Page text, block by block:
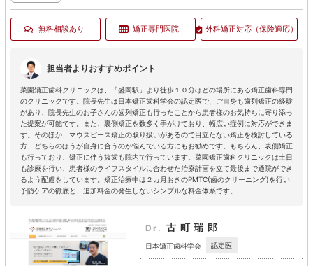
無料相談あり 矯正専門医院 外科矯正対応 （保険適応）
担当者よりおすすめポイント
菜園矯正歯科クリニックは、「盛岡駅」より徒歩１０分ほどの場所にある矯正歯科専門
のクリニックです。院長先生は日本矯正歯科学会の認定医で、ご自身も歯列矯正の経験
があり、院長先生のお子さんの歯列矯正も行ったことから患者様のお気持ちに寄り添っ
た提案が可能です。また、裏側矯正を数多く手がけており、幅広い症例に対応ができま
す。そのほか、マウスピース矯正の取り扱いがあるので目立たない矯正を検討している
方、どちらのほうが自身に合うのか悩んでいる方にもお勧めです。もちろん、表側矯正
も行っており、矯正に伴う抜歯も院内で行っています。菜園矯正歯科クリニックは土日
も診療を行い、患者様のライフスタイルに合わせた治療計画を立て最後まで通院ができ
るよう配慮をしています。矯正治療中は２カ月おきのPMTC(歯のクリーニング)を行い
予防ケアの徹底と、追加料金の発生しないシンプルな料金体系です。
Dr. 古町瑞郎
日本矯正歯科学会 認定医